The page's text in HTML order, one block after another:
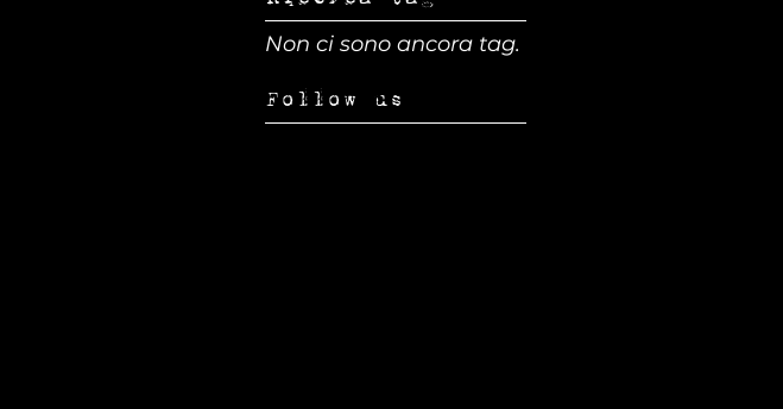
Non ci sono ancora tag.
Follow us